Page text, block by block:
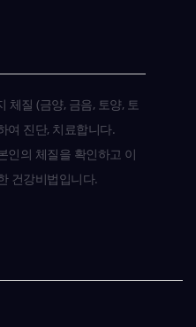
체질 (금양, 금음, 토양, 토
여 진단, 치료합니다.
인의 체질을 확인하고 이
건강비법입니다.